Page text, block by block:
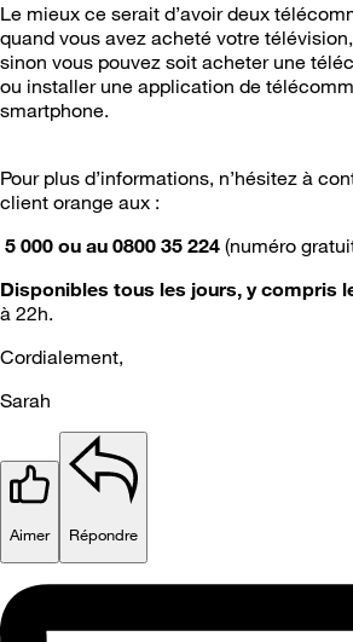
Le mieux ce serait d’avoir deux
quand vous avez acheté votre
sinon vous pouvez soit acheter une
ou installer une application de
smartphone.
Pour plus d’informations, n’hésitez à
client orange aux :
5 000 ou au 0800 35 224 (numéro
Disponibles tous les jours, y compris
à 22h.
Cordialement,
Sarah
Aimer Répondre